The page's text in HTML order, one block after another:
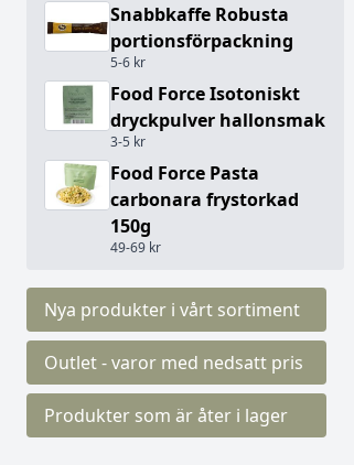
Snabbkaffe Robusta
portionsförpackning
5-6 kr
Food Force Isotoniskt
dryckpulver hallonsmak
3-5 kr
Food Force Pasta
carbonara frystorkad
150g
49-69 kr
Nya produkter i vårt sortiment
Outlet - varor med nedsatt pris
Produkter som är åter i lager